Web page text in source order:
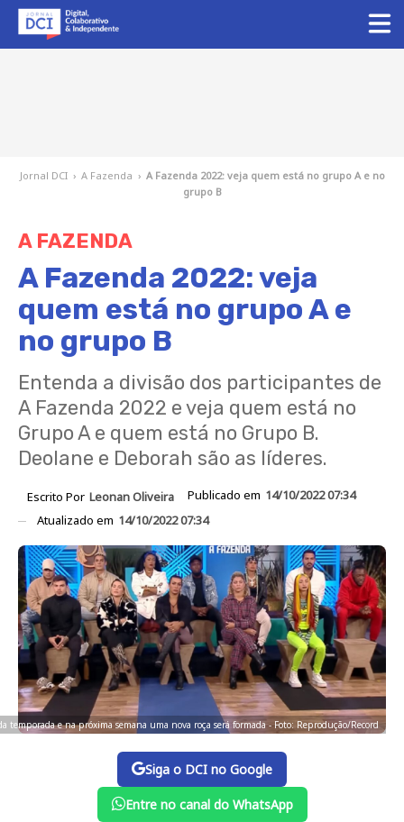
Jornal DCI › A Fazenda › A Fazenda 2022: veja quem está no grupo A e no
grupo B
A FAZENDA
A Fazenda 2022: veja
quem está no grupo A e
no grupo B
Entenda a divisão dos participantes de
A Fazenda 2022 e veja quem está no
Grupo A e quem está no Grupo B.
Deolane e Deborah são as líderes.
Escrito Por Leonan Oliveira Publicado em 14/10/2022 07:34
Atualizado em 14/10/2022 07:34
e na próxima semana uma nova roça será formada - Foto: Reprodução/Record
Siga o DCI no Google
Entre no canal do WhatsApp